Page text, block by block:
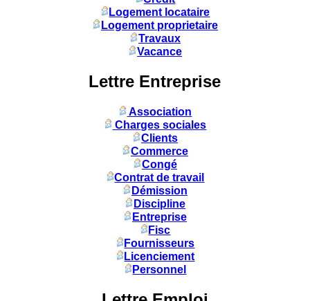
Logement locataire
Logement proprietaire
Travaux
Vacance
Lettre Entreprise
Association
Charges sociales
Clients
Commerce
Congé
Contrat de travail
Démission
Discipline
Entreprise
Fisc
Fournisseurs
Licenciement
Personnel